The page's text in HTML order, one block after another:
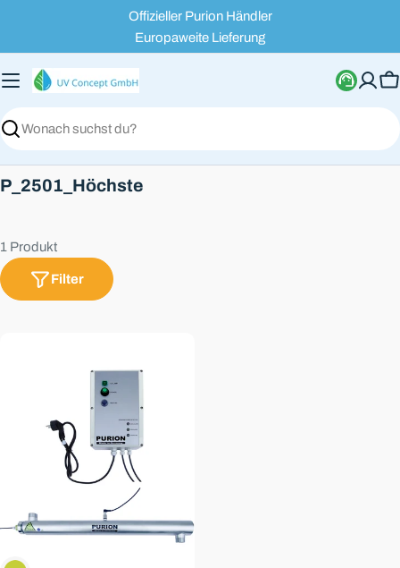
springen
Offizieller Purion Händler
Europaweite Lieferung
Suchen
S
m
l
u
P_2501_Höchste
1 Produkt
Filter